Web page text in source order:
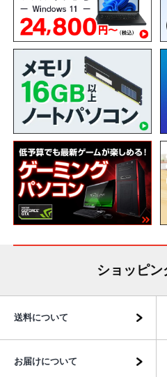
ショッピン
送料について
お届けについて